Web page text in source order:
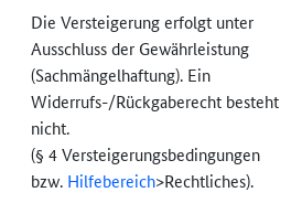
Die Versteigerung erfolgt unter
Ausschluss der Gewährleistung
(Sachmängel­haftung). Ein
Widerrufs-/Rückgaberecht besteht
nicht.
(§ 4 Versteigerungs­bedingungen
bzw. Hilfebereich>Rechtliches).